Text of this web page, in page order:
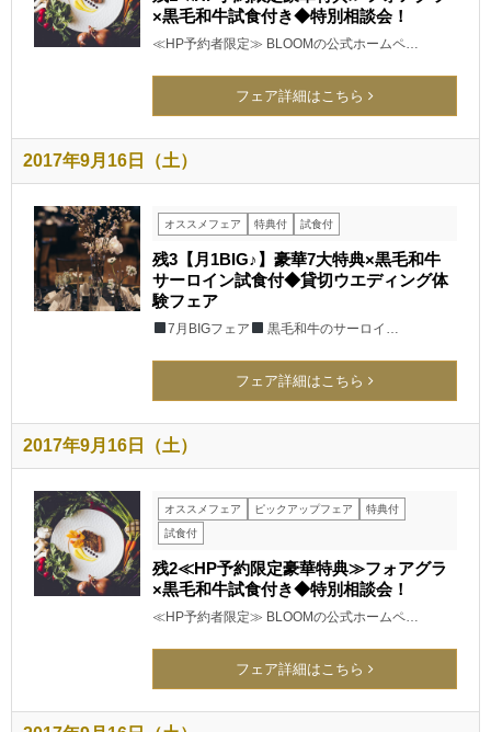
×黒毛和牛試食付き◆特別相談会！
≪HP予約者限定≫ BLOOMの公式ホームペ…
フェア詳細はこちら
2017年9月16日（土）
オススメフェア 特典付 試食付
残3【月1BIG♪】豪華7大特典×黒毛和牛
サーロイン試食付◆貸切ウエディング体
験フェア
7月BIGフェア 黒毛和牛のサーロイ…
フェア詳細はこちら
2017年9月16日（土）
オススメフェア ピックアップフェア
特典付
試食付
残2≪HP予約限定豪華特典≫フォアグラ
×黒毛和牛試食付き◆特別相談会！
≪HP予約者限定≫ BLOOMの公式ホームペ…
フェア詳細はこちら